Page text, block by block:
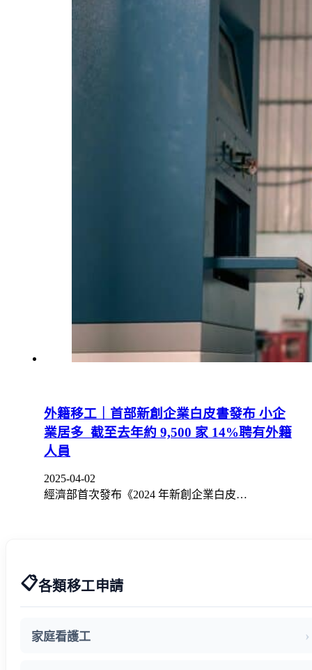
外籍移工｜首部新創企業白皮書發布 小企
業居多 截至去年約 9,500 家 14%聘有外籍
人員
2025-04-02
經濟部首次發布《2024 年新創企業白皮…
📋各類移工申請
家庭看護工